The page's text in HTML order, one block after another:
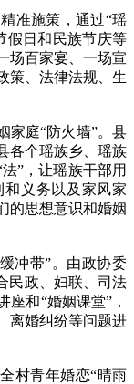
准施策，通过“瑶
假日和民族节庆等
场百家宴、一场宣
策、法律法规、生
庭“防火墙”。县
各个瑶族乡、瑶族
”，让瑶族干部用
和义务以及家风家
的思想意识和婚姻
冲带”。由政协委
民政、妇联、司法
和“婚姻课堂”，
离婚纠纷等问题进
村青年婚恋“晴雨